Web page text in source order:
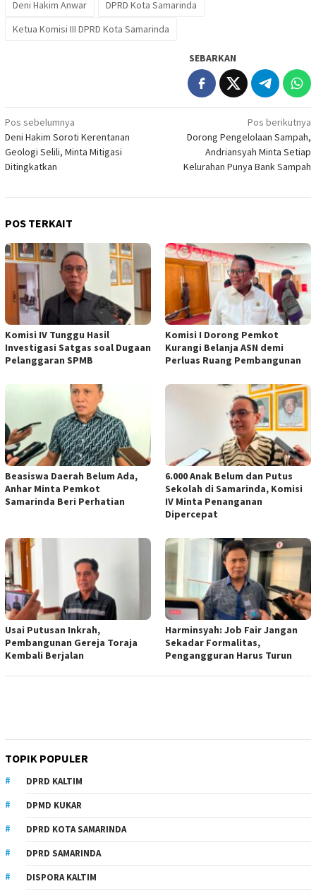
Deni Hakim Anwar
DPRD Kota Samarinda
Ketua Komisi III DPRD Kota Samarinda
SEBARKAN
Navigasi
pos
Pos sebelumnya
Deni Hakim Soroti Kerentanan
Geologi Selili, Minta Mitigasi
Ditingkatkan
Pos berikutnya
Dorong Pengelolaan Sampah,
Andriansyah Minta Setiap
Kelurahan Punya Bank Sampah
POS TERKAIT
Komisi IV Tunggu Hasil
Investigasi Satgas soal Dugaan
Pelanggaran SPMB
Komisi I Dorong Pemkot
Kurangi Belanja ASN demi
Perluas Ruang Pembangunan
Beasiswa Daerah Belum Ada,
Anhar Minta Pemkot
Samarinda Beri Perhatian
6.000 Anak Belum dan Putus
Sekolah di Samarinda, Komisi
IV Minta Penanganan
Dipercepat
Usai Putusan Inkrah,
Pembangunan Gereja Toraja
Kembali Berjalan
Harminsyah: Job Fair Jangan
Sekadar Formalitas,
Pengangguran Harus Turun
TOPIK POPULER
DPRD KALTIM
DPMD KUKAR
DPRD KOTA SAMARINDA
DPRD SAMARINDA
DISPORA KALTIM